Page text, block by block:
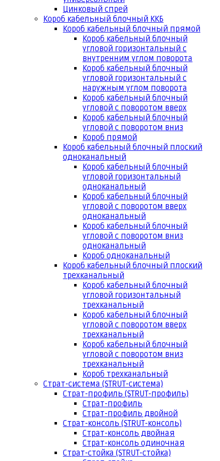
Цинковый спрей
Короб кабельный блочный ККБ
Короб кабельный блочный прямой
Короб кабельный блочный
угловой горизонтальный с
внутренним углом поворота
Короб кабельный блочный
угловой горизонтальный с
наружным углом поворота
Короб кабельный блочный
угловой с поворотом вверх
Короб кабельный блочный
угловой с поворотом вниз
Короб прямой
Короб кабельный блочный плоский
одноканальный
Короб кабельный блочный
угловой горизонтальный
одноканальный
Короб кабельный блочный
угловой с поворотом вверх
одноканальный
Короб кабельный блочный
угловой с поворотом вниз
одноканальный
Короб одноканальный
Короб кабельный блочный плоский
трехканальный
Короб кабельный блочный
угловой горизонтальный
трехканальный
Короб кабельный блочный
угловой с поворотом вверх
трехканальный
Короб кабельный блочный
угловой с поворотом вниз
трехканальный
Короб трехканальный
Страт-система (STRUT-система)
Страт-профиль (STRUT-профиль)
Страт-профиль
Страт-профиль двойной
Страт-консоль (STRUT-консоль)
Страт-консоль двойная
Страт-консоль одиночная
Страт-стойка (STRUT-стойка)